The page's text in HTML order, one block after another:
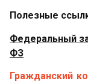
Полезные
Федеральный
ФЗ
Гражданский